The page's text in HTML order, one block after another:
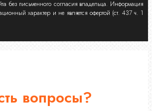
без письменного согласия владельца. Информация
характер и не является офертой (ст. 437 ч. 1
вопросы?